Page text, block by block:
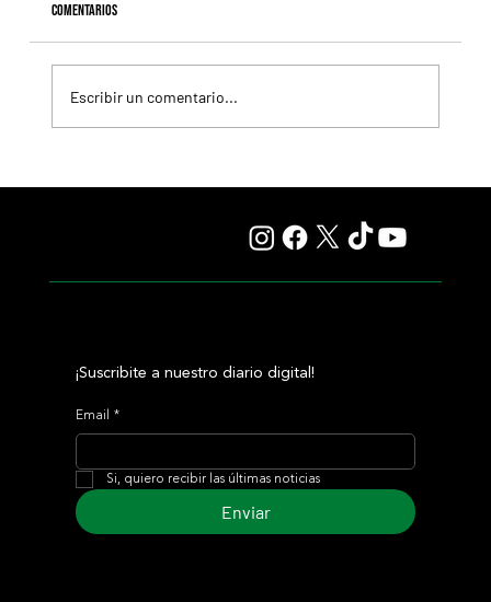
Comentarios
Escribir un comentario...
¡Suscribite a nuestro diario digital!
Email *
Si, quiero recibir las últimas noticias
Enviar